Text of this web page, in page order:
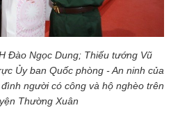
Đào Ngọc Dung; Thiếu tướng Vũ
Ủy ban Quốc phòng - An ninh của
người có công và hộ nghèo trên
Thường Xuân